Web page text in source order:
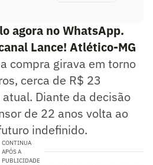
agora no WhatsApp.
Lance! Atlético-MG
compra girava em torno
cerca de R$ 23
Diante da decisão
de 22 anos volta ao
indefinido.
CONTINUA
APÓS A
PUBLICIDADE